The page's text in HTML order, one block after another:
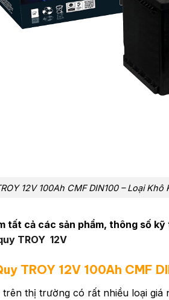
12V 100Ah CMF DIN100 – Loại
tất cả các sản phẩm, thông số
TROY 12V
TROY 12V 100Ah CMF
trên thị trường có rất nhiều loại giá